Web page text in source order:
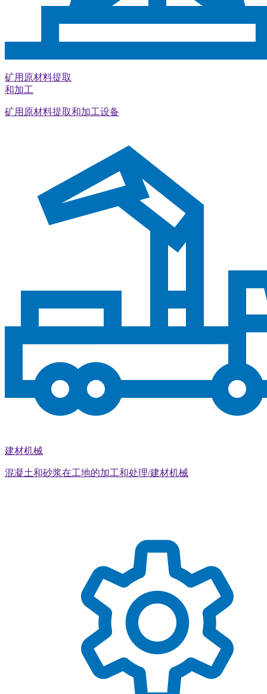
矿用原材料提取
和加工
矿用原材料提取和加工设备
建材机械
混凝土和砂浆在工地的加工和处理/建材机械